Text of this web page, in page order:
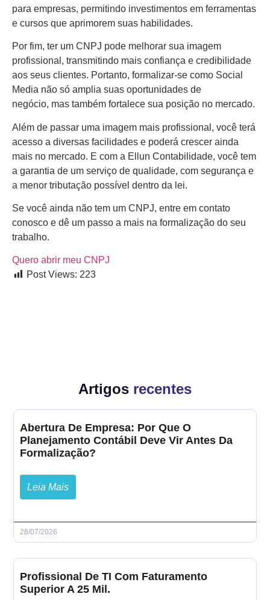
para empresas, permitindo investimentos em ferramentas
e cursos que aprimorem suas habilidades.
Por fim, ter um CNPJ pode melhorar sua imagem
profissional, transmitindo mais confiança e credibilidade
aos seus clientes. Portanto, formalizar-se como Social
Media não só amplia suas oportunidades de
negócio, mas também fortalece sua posição no mercado.
Além de passar uma imagem mais profissional, você terá
acesso a diversas facilidades e poderá crescer ainda
mais no mercado. E com a Ellun Contabilidade, você tem
a garantia de um serviço de qualidade, com segurança e
a menor tributação possível dentro da lei.
Se você ainda não tem um CNPJ, entre em contato
conosco e dê um passo a mais na formalização do seu
trabalho.
Quero abrir meu CNPJ
Post Views: 223
Artigos recentes
Abertura De Empresa: Por Que O
Planejamento Contábil Deve Vir Antes Da
Formalização?
Leia Mais
28/07/2026
Profissional De TI Com Faturamento
Superior A 25 Mil.